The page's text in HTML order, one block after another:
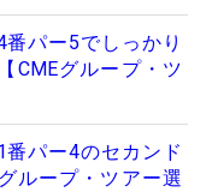
番パー5でしっかり
CMEグループ・ツ
番パー4のセカンド
ループ・ツアー選